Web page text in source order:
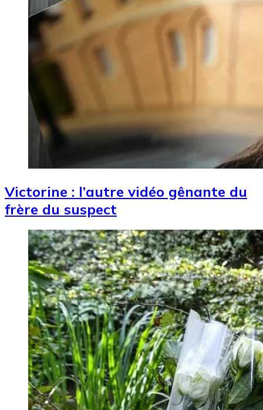
Victorine : l’autre vidéo gênante du
frère du suspect
Image